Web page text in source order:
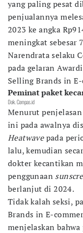
yang paling pesat
penjualannya
2023 ke angka
meningkat sebesar
Narendrata selaku
pada gelaran
Selling Brands in
Peminat paket
Dok. Compas.id
Menurut
ini pada awalnya
Heatwavepada
lalu, kemudian
dokter kecantikan
penggunaan
berlanjut di 2024.
Tidak kalah seksi,
Brands in E-
menjelaskan